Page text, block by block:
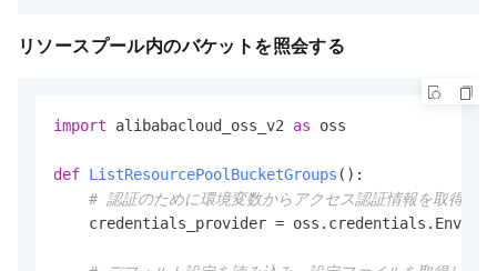
リソースプール内のバケットを照会する
import alibabacloud_oss_v2 as oss
def ListResourcePoolBucketGroups ():
# 認証のために環境変数からアクセス認証情報を取得し
credentials_provider =